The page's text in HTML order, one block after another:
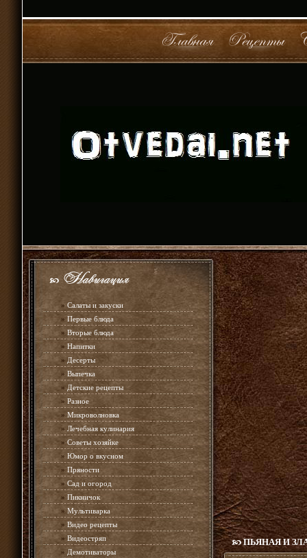
» Салаты и закуски
» Первые блюда
» Вторые блюда
» Напитки
»Десерты
» Выпечка
» Детские рецепты
» Разное
» Микроволновка
» Лечебная кулинария
» Советы хозяйке
» Юмор о вкусном
» Пряности
» Сад и огород
» Пикничок
» Мультиварка
» Видео рецепты
» Видеостряп
» Демотиваторы
ПЬЯНАЯ И